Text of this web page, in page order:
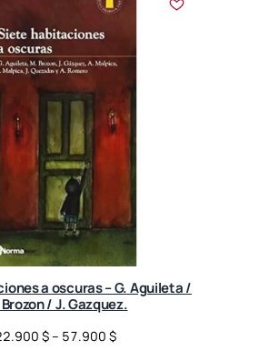
a oscuras – G. Aguileta /
/ J. Gazquez.
$– 57.900 $P